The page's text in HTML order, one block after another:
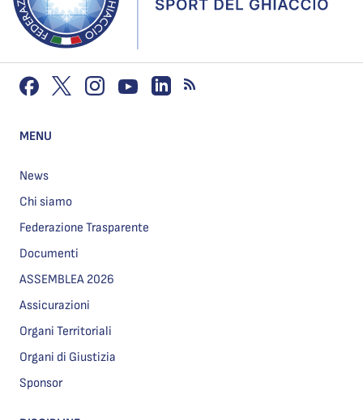
MENU
News
Chi siamo
Federazione Trasparente
Documenti
ASSEMBLEA 2026
Assicurazioni
Organi Territoriali
Organi di Giustizia
Sponsor